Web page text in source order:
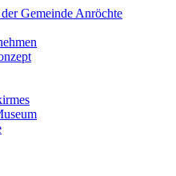
Gemeinde Anröchte